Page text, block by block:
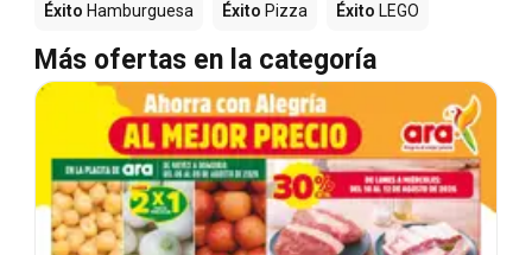
Éxito Hamburguesa Éxito Pizza Éxito LEGO
Más ofertas en la categoría